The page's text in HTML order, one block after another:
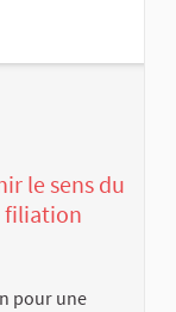
le sens du
filiation
pour une